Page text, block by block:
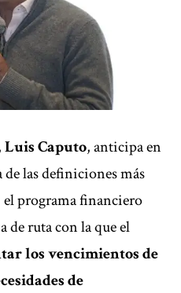
Luis Caputo, anticipa en
las definiciones más
el programa financiero
de ruta con la que el
los vencimientos de
de